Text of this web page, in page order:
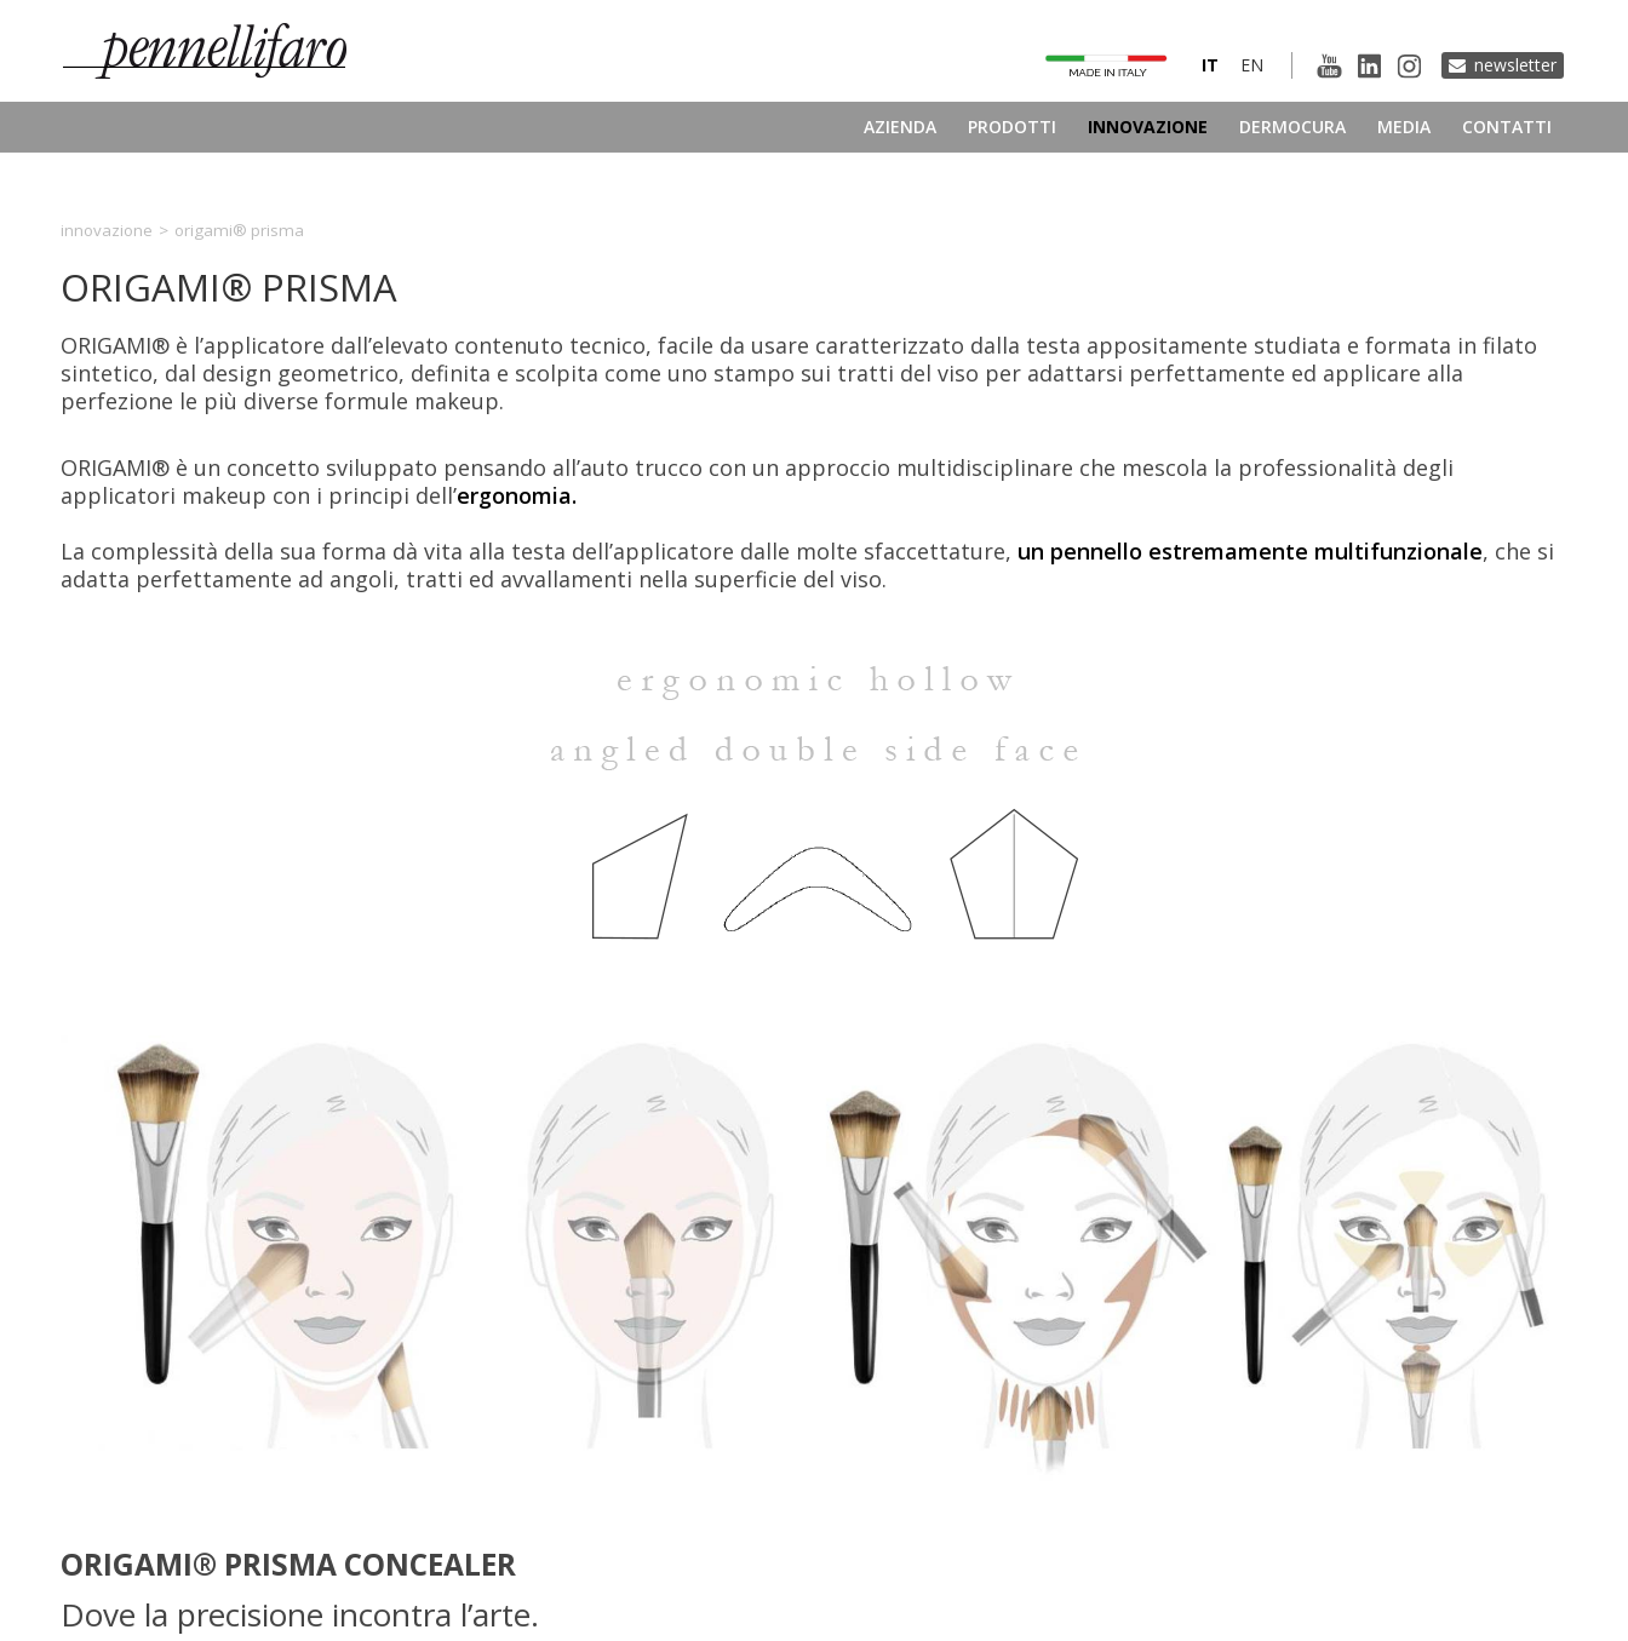
newsletter
EN
IT
AZIENDA PRODOTTI INNOVAZIONE DERMOCURA MEDIA CONTATTI
innovazione > origami® prisma
ORIGAMI® PRISMA
ORIGAMI® è l’applicatore dall’elevato contenuto tecnico, facile da usare caratterizzato dalla testa appositamente studiata e formata in filato
sintetico, dal design geometrico, definita e scolpita come uno stampo sui tratti del viso per adattarsi perfettamente ed applicare alla
perfezione le più diverse formule makeup.
ORIGAMI® è un concetto sviluppato pensando all’auto trucco con un approccio multidisciplinare che mescola la professionalità degli
applicatori makeup con i principi dell’ergonomia.
La complessità della sua forma dà vita alla testa dell’applicatore dalle molte sfaccettature, un pennello estremamente multifunzionale, che si
adatta perfettamente ad angoli, tratti ed avvallamenti nella superficie del viso.
ORIGAMI® PRISMA CONCEALER
Dove la precisione incontra l’arte.